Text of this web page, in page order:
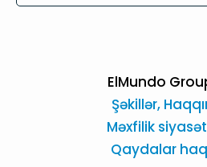
ElMundo
Şəkillər,
Məxfilik
Qaydalar